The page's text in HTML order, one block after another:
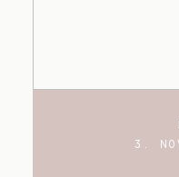
3.